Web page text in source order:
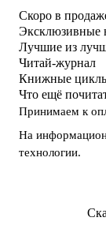
Скоро в
Эксклюзивные
Лучшие из
Читай-журнал
Книжные
Что ещё
Принимаем к
На
технологии.